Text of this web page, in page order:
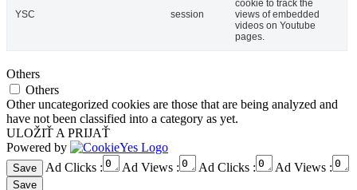
YSC session
cookie to track the
views of embedded
videos on Youtube
pages.
Others
Others
Other uncategorized cookies are those that are being analyzed and
have not been classified into a category as yet.
ULOŽIŤ A PRIJAŤ
Powered by
Ad Clicks :
Ad Views : Ad Clicks : Ad Views :